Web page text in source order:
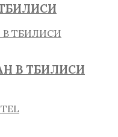
В ТБИЛИСИ